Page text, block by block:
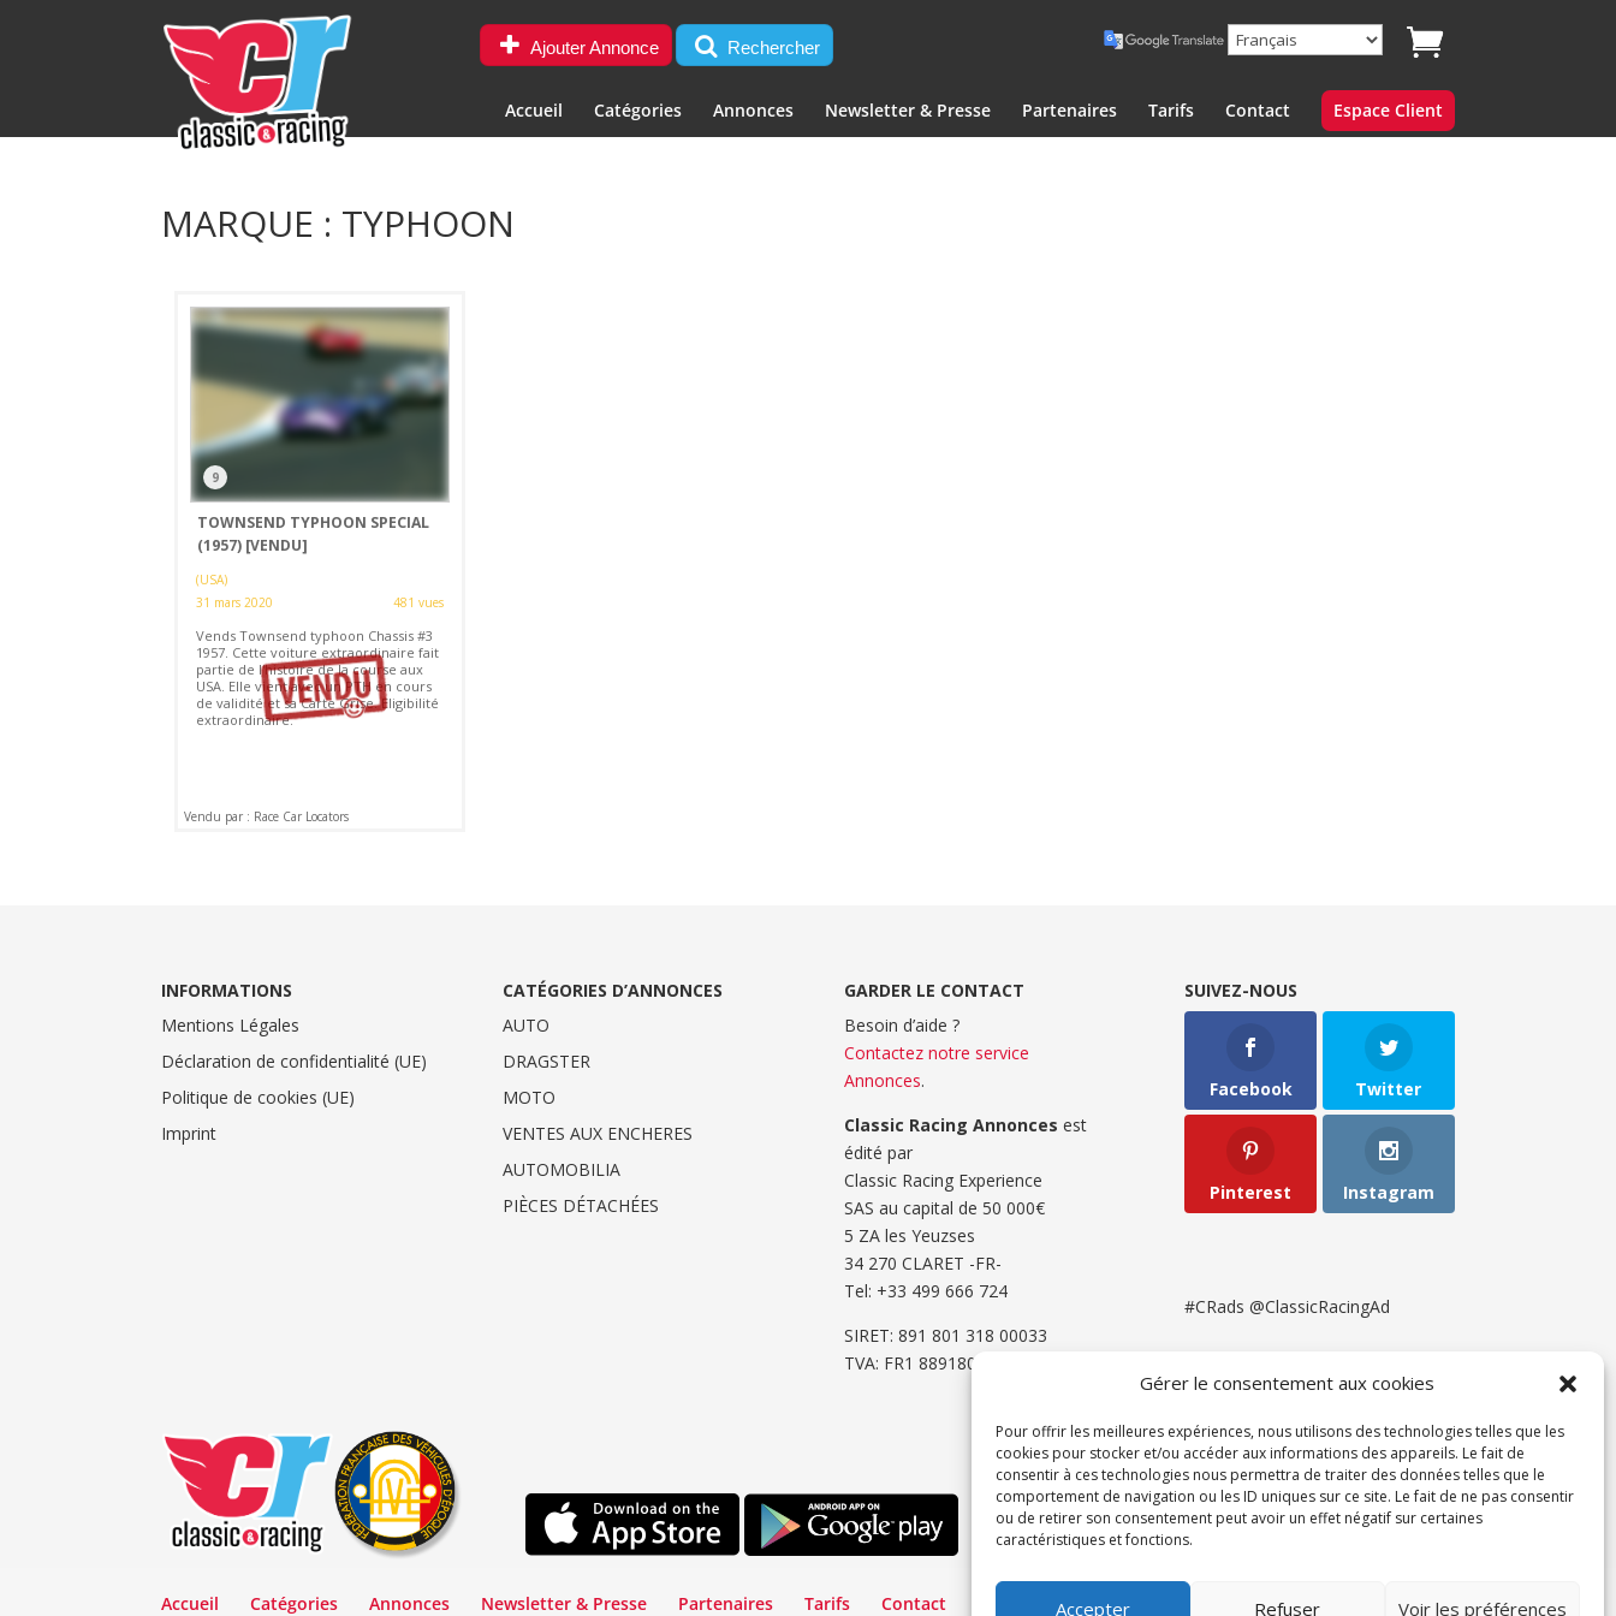
Gérer le consentement aux cookies
Pour offrir les meilleures expériences, nous utilisons des technologies telles que les
cookies pour stocker et/ou accéder aux informations des appareils. Le fait de
consentir à ces technologies nous permettra de traiter des données telles que le
comportement de navigation ou les ID uniques sur ce site. Le fait de ne pas consentir
ou de retirer son consentement peut avoir un effet négatif sur certaines
caractéristiques et fonctions.
Accepter Refuser Voir les préférences
Ajouter Annonce Rechercher
Accueil Catégories Annonces Newsletter & Presse Partenaires Tarifs Contact Espace Client
MARQUE : TYPHOON
9
TOWNSEND TYPHOON SPECIAL
(1957) [VENDU]
(USA)
31 mars 2020
481 vues
Vends Townsend typhoon Chassis #3
1957. Cette voiture extraordinaire fait
partie de l'histoire de la course aux
USA. Elle vient avec un PTH en cours
de validité et sa Carte Grise. Eligibilité
extraordinaire.
Vendu par : Race Car Locators
INFORMATIONS
Mentions Légales
Déclaration de confidentialité (UE)
Politique de cookies (UE)
Imprint
CATÉGORIES D’ANNONCES
AUTO
DRAGSTER
MOTO
VENTES AUX ENCHERES
AUTOMOBILIA
PIÈCES DÉTACHÉES
GARDER LE CONTACT
Besoin d’aide ?
Contactez notre service
Annonces.
Classic Racing Annonces est
édité par
Classic Racing Experience
SAS au capital de 50 000€
5 ZA les Yeuzses
34 270 CLARET -FR-
Tel: ‭+33 499 666 724‬
SIRET: 891 801 318 00033
TVA: FR1 8891801318
SUIVEZ-NOUS
Facebook Twitter
Pinterest Instagram
#CRads @ClassicRacingAd
Accueil Catégories Annonces Newsletter & Presse Partenaires Tarifs Contact Espace Client